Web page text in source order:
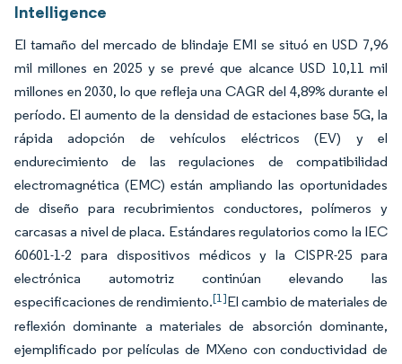
Intelligence
El tamaño del mercado de blindaje EMI se situó en USD 7,96
mil millones en 2025 y se prevé que alcance USD 10,11 mil
millones en 2030, lo que refleja una CAGR del 4,89% durante el
período. El aumento de la densidad de estaciones base 5G, la
rápida adopción de vehículos eléctricos (EV) y el
endurecimiento de las regulaciones de compatibilidad
electromagnética (EMC) están ampliando las oportunidades
de diseño para recubrimientos conductores, polímeros y
carcasas a nivel de placa. Estándares regulatorios como la IEC
60601-1-2 para dispositivos médicos y la CISPR-25 para
electrónica automotriz continúan elevando las
especificaciones de rendimiento.[1]El cambio de materiales de
reflexión dominante a materiales de absorción dominante,
ejemplificado por películas de MXeno con conductividad de